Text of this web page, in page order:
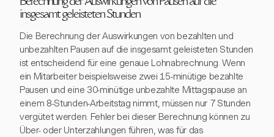
Berechnung der Auswirkungen von Pausen auf die
insgesamt geleisteten Stunden
Die Berechnung der Auswirkungen von bezahlten und
unbezahlten Pausen auf die insgesamt geleisteten Stunden
ist entscheidend für eine genaue Lohnabrechnung. Wenn
ein Mitarbeiter beispielsweise zwei 15-minütige bezahlte
Pausen und eine 30-minütige unbezahlte Mittagspause an
einem 8-Stunden-Arbeitstag nimmt, müssen nur 7 Stunden
vergütet werden. Fehler bei dieser Berechnung können zu
Über- oder Unterzahlungen führen, was für das